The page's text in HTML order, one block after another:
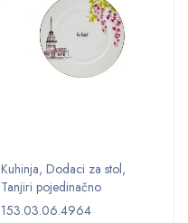
Kuhinja, Dodaci za stol,
Tanjiri pojedinačno
153.03.06.4964